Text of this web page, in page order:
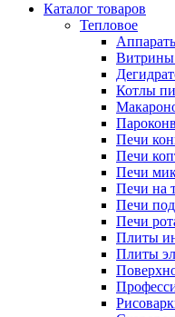
Каталог товаров
Тепловое
Витрины
Котлы
Печи
Печи
Печи
Печи на
Печи
Печи
Плиты
Плиты